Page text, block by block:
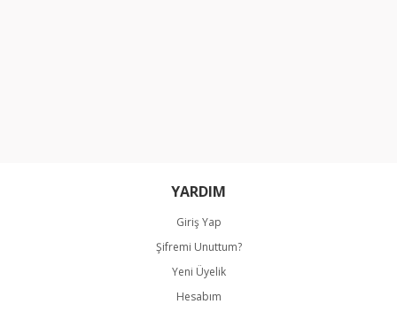
Bu ürüne benzer farklı alternatifler olmalı.
Gönder
YARDIM
Giriş Yap
Şifremi Unuttum?
Yeni Üyelik
Hesabım